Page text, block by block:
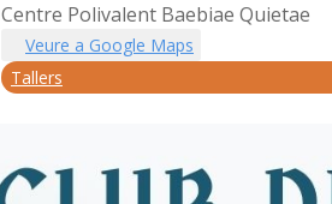
Centre Polivalent Baebiae Quietae
Veure a Google Maps
Tallers